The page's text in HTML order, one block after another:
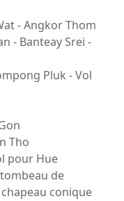
- Angkor Thom
- Banteay Srei -
Pluk - Vol
Tho
pour Hue
de
conique